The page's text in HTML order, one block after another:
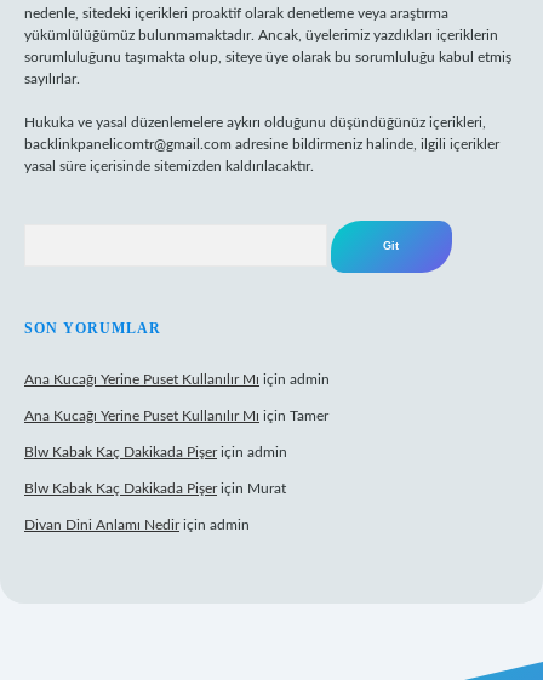
nedenle, sitedeki içerikleri proaktif olarak denetleme veya araştırma
yükümlülüğümüz bulunmamaktadır. Ancak, üyelerimiz yazdıkları içeriklerin
sorumluluğunu taşımakta olup, siteye üye olarak bu sorumluluğu kabul etmiş
sayılırlar.
Hukuka ve yasal düzenlemelere aykırı olduğunu düşündüğünüz içerikleri,
backlinkpanelicomtr@gmail.com adresine bildirmeniz halinde, ilgili içerikler
yasal süre içerisinde sitemizden kaldırılacaktır.
SON YORUMLAR
Ana Kucağı Yerine Puset Kullanılır Mı için admin
Ana Kucağı Yerine Puset Kullanılır Mı için Tamer
Blw Kabak Kaç Dakikada Pişeriçin admin
Blw Kabak Kaç Dakikada Pişeriçin Murat
Divan Dini Anlamı Nediriçin admin